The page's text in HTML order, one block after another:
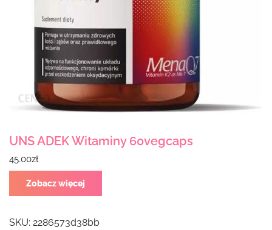
UNS ADEK Witaminy 60vegcaps
45.00zł
Zobacz więcej
SKU: 2286573d38bb